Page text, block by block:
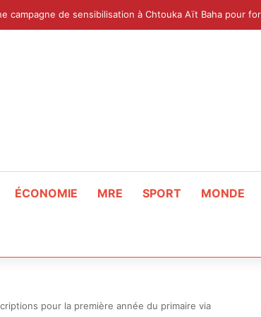
ÉCONOMIE MRE SPORT MONDE
pour la première année du primaire via